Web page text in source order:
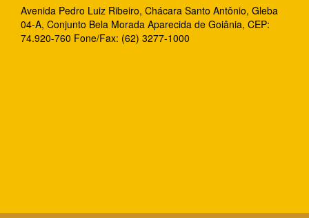
Avenida Pedro Luiz Ribeiro, Chácara Santo Antônio, Gleba
04-A, Conjunto Bela Morada Aparecida de Goiânia, CEP:
74.920-760 Fone/Fax: (62) 3277-1000